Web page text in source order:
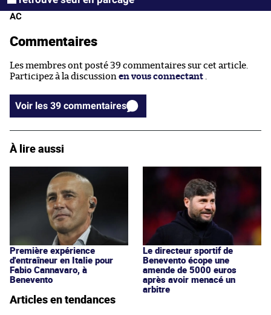
AC
Commentaires
Les membres ont posté 39 commentaires sur cet article.
Participez à la discussion en vous connectant
Voir les 39 commentaires
À lire aussi
Première expérience
d'entraîneur en Italie pour
Fabio Cannavaro, à
Benevento
Le directeur sportif de
Benevento écope une
amende de 5000 euros
après avoir menacé un
arbitre
Articles en tendances